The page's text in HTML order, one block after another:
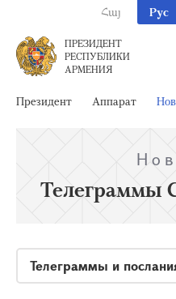
Հայ Рус
ПРЕЗИДЕНТ
РЕСПУБЛИКИ
АРМЕНИЯ
Президент Аппарат
Телеграммы
Телеграммы и